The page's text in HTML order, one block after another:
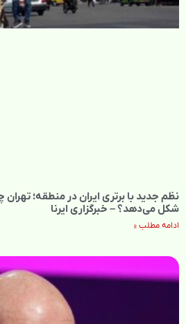
نظم جدید با برتری ایران در منطقه؛ تهران
شکل می‌دهد؟ – خبرگزاری ایرنا
ادامه مطلب »